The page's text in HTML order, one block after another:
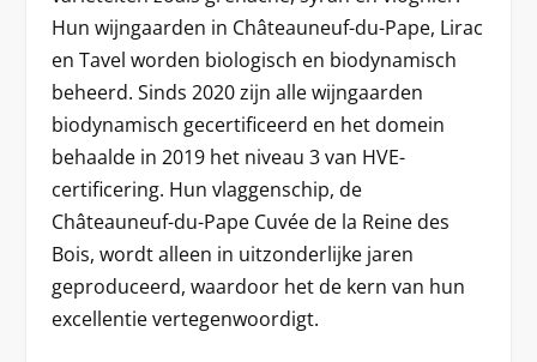
Hun wijngaarden in Châteauneuf-du-Pape, Lirac
en Tavel worden biologisch en biodynamisch
beheerd. Sinds 2020 zijn alle wijngaarden
biodynamisch gecertificeerd en het domein
behaalde in 2019 het niveau 3 van HVE-
certificering. Hun vlaggenschip, de
Châteauneuf-du-Pape Cuvée de la Reine des
Bois, wordt alleen in uitzonderlijke jaren
geproduceerd, waardoor het de kern van hun
excellentie vertegenwoordigt.